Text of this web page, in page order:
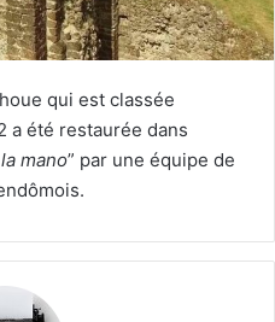
qui est classée
a été restaurée dans
mano” par une équipe de